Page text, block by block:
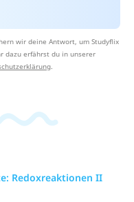
wir deine Antwort, um Studyflix
dazu erfährst du in unserer
.
Redoxreaktionen II